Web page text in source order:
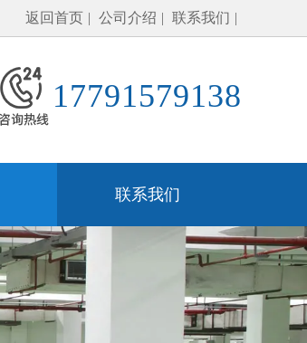
返回首页 公司介绍 联系我们
17791579138
联系我们